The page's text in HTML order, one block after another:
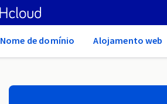
Nome de domínio Alojamento web